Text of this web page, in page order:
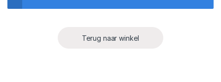
Terug naar winkel